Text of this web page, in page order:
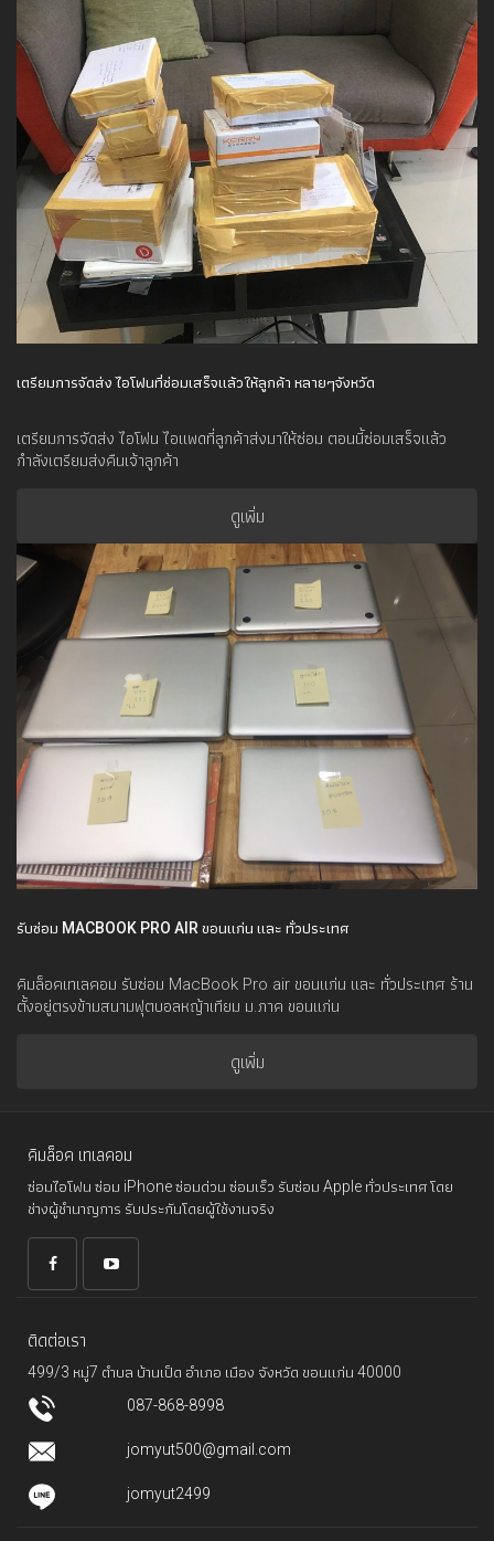
เตรียมการจัดส่ง ไอโฟนที่ซ่อมเสร็จแล้วให้ลูกค้า หลายๆจังหวัด
เตรียมการจัดส่ง ไอโฟน ไอแพดที่ลูกค้าส่งมาให้ซ่อม ตอนนี้ซ่อมเสร็จแล้ว
กำลังเตรียมส่งคืนเจ้าลูกค้า
ดูเพิ่ม
รับซ่อม MACBOOK PRO AIR ขอนแก่น และ ทั่วประเทศ
คิมล็อคเทเลคอม รับซ่อม MacBook Pro air ขอนแก่น และ ทั่วประเทศ ร้าน
ตั้งอยู่ตรงข้ามสนามฟุตบอลหญ้าเทียม ม.ภาค ขอนแก่น
ดูเพิ่ม
คิมล็อค เทเลคอม
ซ่อมไอโฟน ซ่อม iPhone ซ่อมด่วน ซ่อมเร็ว รับซ่อม Apple ทั่วประเทศ โดย
ช่างผู้ชำนาญการ รับประกันโดยผู้ใช้งานจริง
ติดต่อเรา
499/3 หมู่7 ตำบล บ้านเป็ด อำเภอ เมือง จังหวัด ขอนแก่น 40000
087-868-8998
jomyut500@gmail.com
jomyut2499